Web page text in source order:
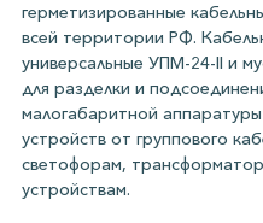
герметизированные
всей территории РФ.
универсальные УПМ-24-II и
для разделки и
малогабаритной
устройств от группового
светофорам,
устройствам.